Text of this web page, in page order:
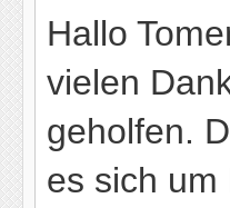
Hallo
vielen
geholfen.
es sich um